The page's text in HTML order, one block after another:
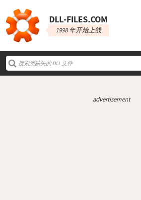
DLL‑FILES.COM
1998 年开始上线
advertisement